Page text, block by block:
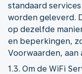
standaard
worden geleverd.
op dezelfde
en beperkingen,
Voorwaarden, aan
1.3. Om de WiFi